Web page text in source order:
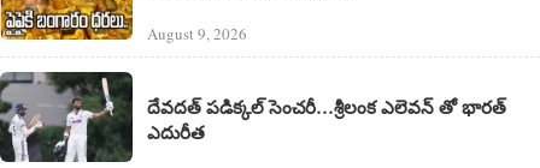
August 9, 2026
దేవదత్ పడిక్కల్‌ సెంచరీ…శ్రీలంక ఎలెవన్ తో భారత్
ఎదురీత